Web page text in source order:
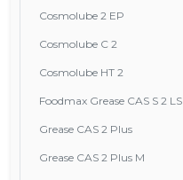
Cosmolube 2 EP
Cosmolube C 2
Cosmolube HT 2
Foodmax Grease CAS S 2 LS
Grease CAS 2 Plus
Grease CAS 2 Plus M